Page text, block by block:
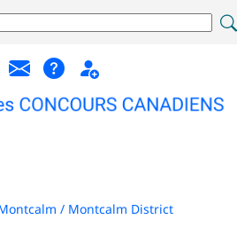
/ Montcalm District